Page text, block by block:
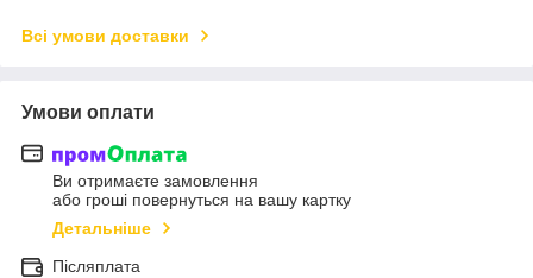
Всі умови доставки
Умови оплати
Ви отримаєте замовлення
або гроші повернуться на вашу картку
Детальніше
Післяплата